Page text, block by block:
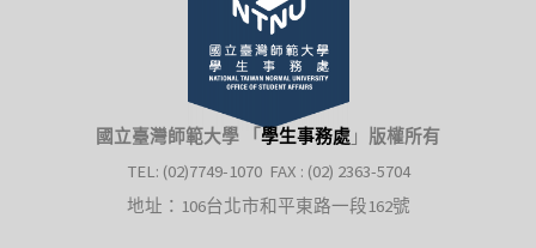
國立臺灣師範大學 「 學生事務處 」 版權所有
TEL: (02)7749-1070 FAX : (02) 2363-5704
地址：106台北市和平東路一段162號